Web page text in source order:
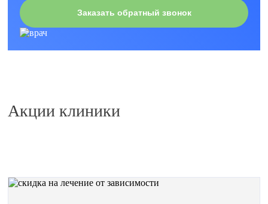
Заказать обратный звонок
Акции клиники